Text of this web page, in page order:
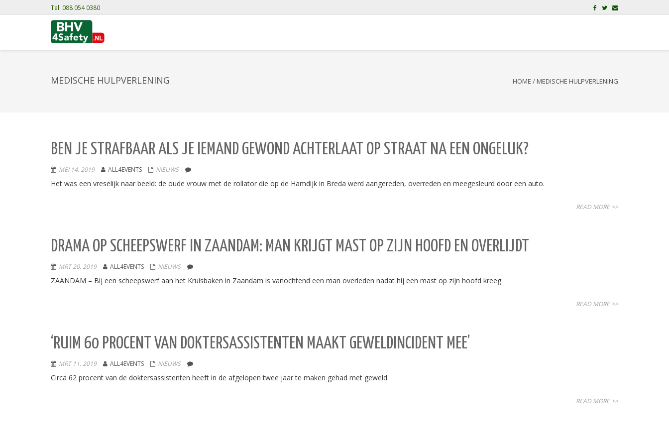
Tel: 088 054 0380
MEDISCHE HULPVERLENING HOME / MEDISCHE HULPVERLENING
BEN JE STRAFBAAR ALS JE IEMAND GEWOND ACHTERLAAT OP STRAAT NA EEN ONGELUK?
MEI 14, 2019 ALL4EVENTS NIEUWS
Het was een vreselijk naar beeld: de oude vrouw met de rollator die op de Hamdijk in Breda werd aangereden, overreden en meegesleurd door een auto.
READ MORE >>
DRAMA OP SCHEEPSWERF IN ZAANDAM: MAN KRIJGT MAST OP ZIJN HOOFD EN OVERLIJDT
MRT 20, 2019 ALL4EVENTS NIEUWS
ZAANDAM – Bij een scheepswerf aan het Kruisbaken in Zaandam is vanochtend een man overleden nadat hij een mast op zijn hoofd kreeg.
READ MORE >>
‘RUIM 60 PROCENT VAN DOKTERSASSISTENTEN MAAKT GEWELDINCIDENT MEE’
MRT 11, 2019 ALL4EVENTS NIEUWS
Circa 62 procent van de doktersassistenten heeft in de afgelopen twee jaar te maken gehad met geweld.
READ MORE >>